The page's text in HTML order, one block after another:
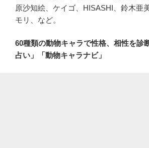
原沙知絵、ケイゴ、HISASHI、鈴木亜
モリ、など。
60種類の動物キャラで性格、相性を診
占い」「動物キャラナビ」